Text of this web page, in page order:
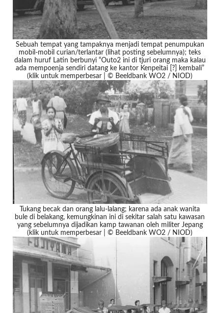
Sebuah tempat yang tampaknya menjadi tempat penumpukan
mobil-mobil curian/terlantar (lihat posting sebelumnya); teks
dalam huruf Latin berbunyi “Outo2 ini di tjuri orang maka kalau
ada mempoenja sendiri datang ke kantor Kenpeitai [?] kembali”
(klik untuk memperbesar | © Beeldbank WO2 / NIOD)
Tukang becak dan orang lalu-lalang; karena ada anak wanita
bule di belakang, kemungkinan ini di sekitar salah satu kawasan
yang sebelumnya dijadikan kamp tawanan oleh militer Jepang
(klik untuk memperbesar | © Beeldbank WO2 / NIOD)